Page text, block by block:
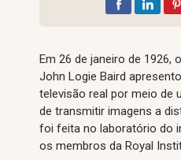
Em 26 de janeiro de 1926,
John Logie Baird
televisão real por meio de
de transmitir imagens a
foi feita no laboratório do
os membros da Royal